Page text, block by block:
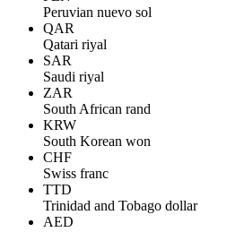
Peruvian nuevo sol
QAR
Qatari riyal
SAR
Saudi riyal
ZAR
South African rand
KRW
South Korean won
CHF
Swiss franc
TTD
Trinidad and Tobago dollar
AED